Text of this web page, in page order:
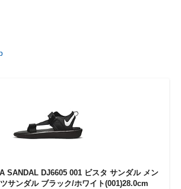
SANDAL DJ6605 001 ビスタ サンダル メン
サンダル ブラック/ホワイト(001)28.0cm